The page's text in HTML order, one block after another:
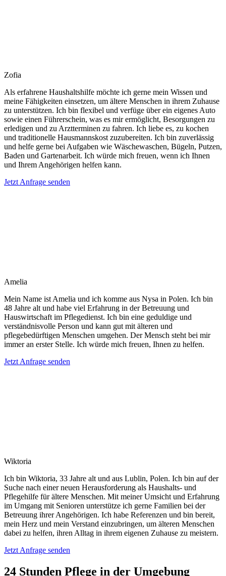
Zofia
Als erfahrene Haushaltshilfe möchte ich gerne mein Wissen und
meine Fähigkeiten einsetzen, um ältere Menschen in ihrem Zuhause
zu unterstützen. Ich bin flexibel und verfüge über ein eigenes Auto
sowie einen Führerschein, was es mir ermöglicht, Besorgungen zu
erledigen und zu Arztterminen zu fahren. Ich liebe es, zu kochen
und traditionelle Hausmannskost zuzubereiten. Ich bin zuverlässig
und helfe gerne bei Aufgaben wie Wäschewaschen, Bügeln, Putzen,
Baden und Gartenarbeit. Ich würde mich freuen, wenn ich Ihnen
und Ihrem Angehörigen helfen kann.
Jetzt Anfrage senden
Amelia
Mein Name ist Amelia und ich komme aus Nysa in Polen. Ich bin
48 Jahre alt und habe viel Erfahrung in der Betreuung und
Hauswirtschaft im Pflegedienst. Ich bin eine geduldige und
verständnisvolle Person und kann gut mit älteren und
pflegebedürftigen Menschen umgehen. Der Mensch steht bei mir
immer an erster Stelle. Ich würde mich freuen, Ihnen zu helfen.
Jetzt Anfrage senden
Wiktoria
Ich bin Wiktoria, 33 Jahre alt und aus Lublin, Polen. Ich bin auf der
Suche nach einer neuen Herausforderung als Haushalts- und
Pflegehilfe für ältere Menschen. Mit meiner Umsicht und Erfahrung
im Umgang mit Senioren unterstütze ich gerne Familien bei der
Betreuung ihrer Angehörigen. Ich habe Referenzen und bin bereit,
mein Herz und mein Verstand einzubringen, um älteren Menschen
dabei zu helfen, ihren Alltag in ihrem eigenen Zuhause zu meistern.
Jetzt Anfrage senden
24 Stunden Pflege in der Umgebung